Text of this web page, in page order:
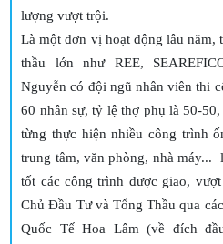
lượng vượt trội.
Là một đơn vị hoạt động lâu năm,
thầu lớn như REE,
Nguyễn có đội ngũ nhân viên thi
60 nhân sự, tỷ lệ thợ phụ là 50-
từng thực hiện nhiều công trình
trung tâm, văn phòng, nhà máy...
tốt các công trình được giao,
Chủ Đầu Tư và Tổng Thầu qua
Quốc Tế Hoa Lâm (về đích